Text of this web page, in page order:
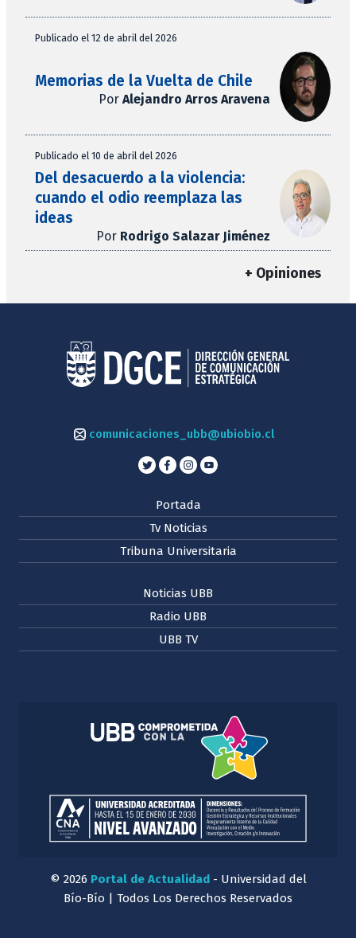
Publicado el 12 de abril del 2026
Memorias de la Vuelta de Chile
Por Alejandro Arros Aravena
Publicado el 10 de abril del 2026
Del desacuerdo a la violencia:
cuando el odio reemplaza las
ideas
Por Rodrigo Salazar Jiménez
+ Opiniones
comunicaciones_ubb@ubiobio.cl
Portada
Tv Noticias
Tribuna Universitaria
Noticias UBB
Radio UBB
UBB TV
© 2026 Portal de Actualidad- Universidad del
Bío-Bío | Todos Los Derechos Reservados